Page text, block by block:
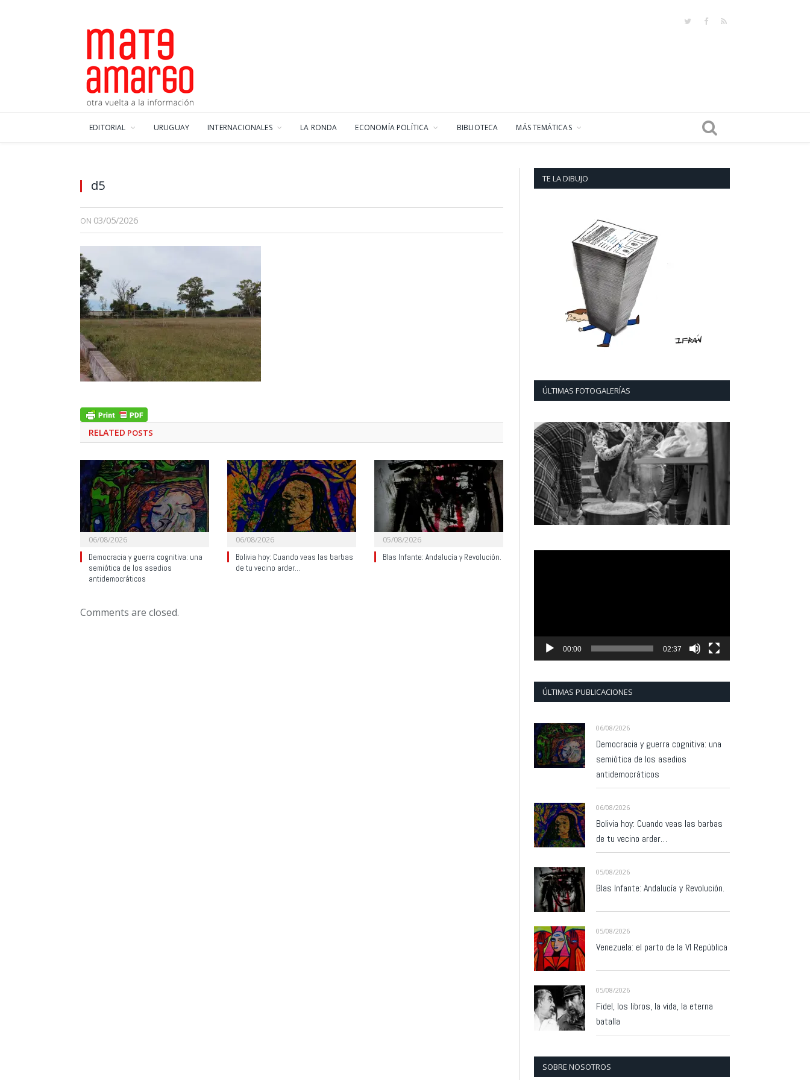
TwitterFacebook
RSS
EDITORIAL URUGUAY INTERNACIONALES LA RONDA ECONOMÍA POLÍTICA BIBLIOTECA MÁS TEMÁTICAS
d5
ON 03/05/2026
RELATED POSTS
06/08/2026
Democracia y guerra cognitiva: una
semiótica de los asedios
antidemocráticos
06/08/2026
Bolivia hoy: Cuando veas las barbas
de tu vecino arder…
05/08/2026
Blas Infante: Andalucía y Revolución.
Comments are closed.
TE LA DIBUJO
ÚLTIMAS FOTOGALERÍAS
00:00 02:37
ÚLTIMAS PUBLICACIONES
06/08/2026
Democracia y guerra cognitiva: una
semiótica de los asedios
antidemocráticos
06/08/2026
Bolivia hoy: Cuando veas las barbas
de tu vecino arder…
05/08/2026
Blas Infante: Andalucía y Revolución.
05/08/2026
Venezuela: el parto de la VI República
05/08/2026
Fidel, los libros, la vida, la eterna
batalla
SOBRE NOSOTROS